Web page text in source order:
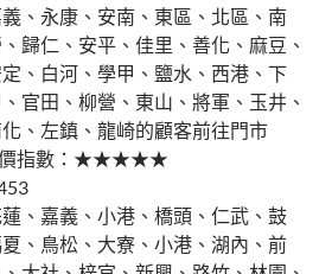
、永康、安南、東區、北區、南
歸仁、安平、佳里、善化、麻豆、
、白河、學甲、鹽水、西港、下
官田、柳營、東山、將軍、玉井、
、左鎮、龍崎的顧客前往門市
指數：★★★★★
、嘉義、小港、橋頭、仁武、鼓
、鳥松、大寮、小港、湖內、前